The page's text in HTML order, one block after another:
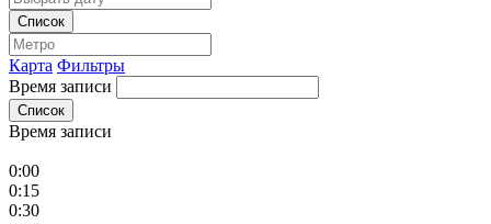
Список
Карта Фильтры
Время записи
Список
Время записи
0:00
0:15
0:30